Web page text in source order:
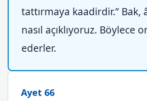
tattırmaya kaadirdir.” Bak,
nasıl açıklıyoruz. Böylece
ederler.
Ayet 66